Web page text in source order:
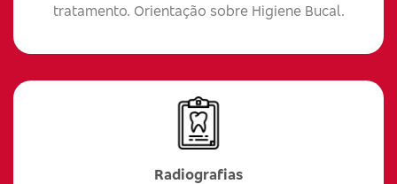
tratamento. Orientação sobre Higiene Bucal.
Radiografias